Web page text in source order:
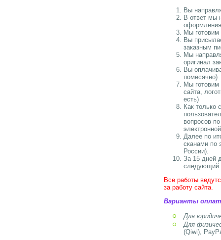
Вы
В ответ мы
Мы готовим
Вы
заказным
Мы
оригинал
Вы
помесячно)
Мы готовим
сайта,
есть)
Как только
вопросов
Далее по
сканами по
России).
За 15 дней
следующий
Все работы
за работу сайта.
Варианты
Для
Для
(Qiwi),